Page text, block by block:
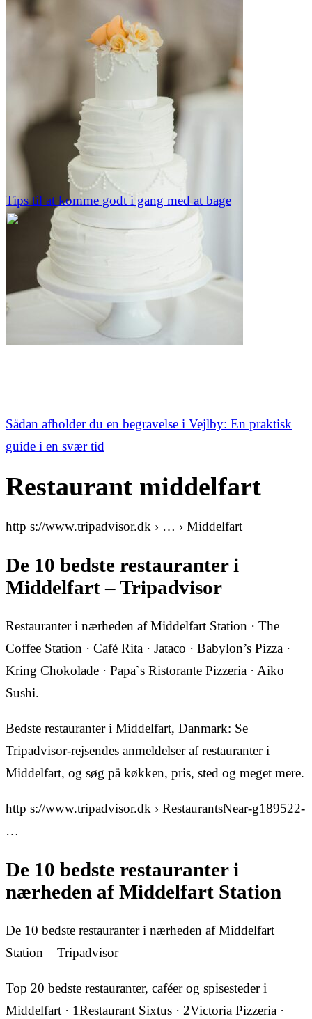
Tips til at komme godt i gang med at bage
Sådan afholder du en begravelse i Vejlby: En praktisk
guide i en svær tid
Restaurant middelfart
http s://www.tripadvisor.dk › … › Middelfart
De 10 bedste restauranter i
Middelfart – Tripadvisor
Restauranter i nærheden af Middelfart Station · The
Coffee Station · Café Rita · Jataco · Babylon’s Pizza ·
Kring Chokolade · Papa`s Ristorante Pizzeria · Aiko
Sushi.
Bedste restauranter i Middelfart, Danmark: Se
Tripadvisor-rejsendes anmeldelser af restauranter i
Middelfart, og søg på køkken, pris, sted og meget mere.
http s://www.tripadvisor.dk › RestaurantsNear-g189522-
…
De 10 bedste restauranter i
nærheden af Middelfart Station
De 10 bedste restauranter i nærheden af Middelfart
Station – Tripadvisor
Top 20 bedste restauranter, caféer og spisesteder i
Middelfart · 1Restaurant Sixtus · 2Victoria Pizzeria ·